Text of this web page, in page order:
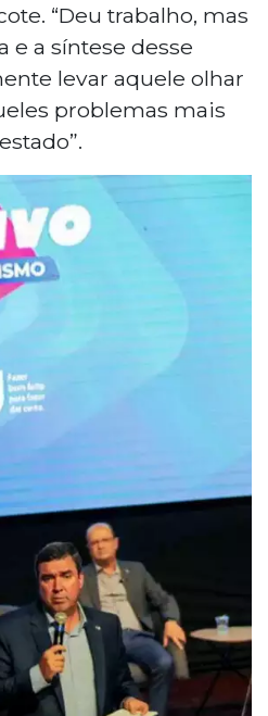
“Deu trabalho, mas
e a síntese desse
levar aquele olhar
problemas mais